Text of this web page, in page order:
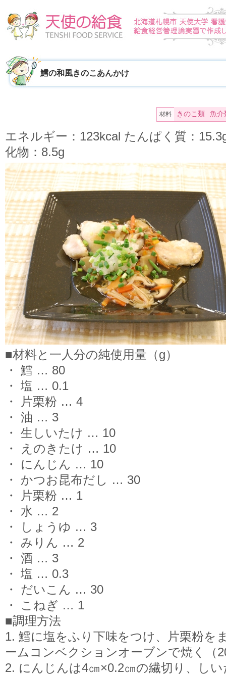
鱈の和風きのこあんかけ
材料 きのこ類 魚介
エネルギー：123kcal たんぱく質：
化物：8.5g
■材料と一人分の純使用量（g）
・ 鱈 … 80
・ 塩 … 0.1
・ 片栗粉 … 4
・ 油 … 3
・ 生しいたけ … 10
・ えのきたけ … 10
・ にんじん … 10
・ かつお昆布だし … 30
・ 片栗粉 … 1
・ 水 … 2
・ しょうゆ … 3
・ みりん … 2
・ 酒 … 3
・ 塩 … 0.3
・ だいこん … 30
・ こねぎ … 1
■調理方法
1. 鱈に塩をふり下味をつけ、片栗粉を
ームコンベクションオーブンで焼く（
2. にんじんは4㎝×0.2㎝の繊切り、し